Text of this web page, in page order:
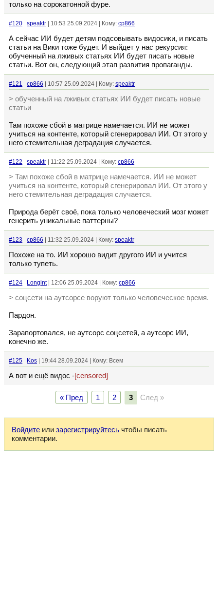
только на сорокатонной фуре.
#120 speaktr | 10:53 25.09.2024 | Кому: cp866
А сейчас ИИ будет детям подсовывать видосики, и писать
статьи на Вики тоже будет. И выйдет у нас рекурсия:
обученный на лживых статьях ИИ будет писать новые
статьи. Вот он, следующий этап развития пропаганды.
#121 cp866 | 10:57 25.09.2024 | Кому: speaktr
> обученный на лживых статьях ИИ будет писать новые
статьи
Там похоже сбой в матрице намечается. ИИ не может
учиться на контенте, который сгенерировал ИИ. От этого у
него стемительная деградация случается.
#122 speaktr | 11:22 25.09.2024 | Кому: cp866
> Там похоже сбой в матрице намечается. ИИ не может
учиться на контенте, который сгенерировал ИИ. От этого у
него стемительная деградация случается.
Природа берёт своё, пока только человеческий мозг может
генерить уникальные паттерны?
#123 cp866 | 11:32 25.09.2024 | Кому: speaktr
Похоже на то. ИИ хорошо видит другого ИИ и учится
только тупеть.
#124 Longint| 12:06 25.09.2024 | Кому: cp866
> соцсети на аутсорсе воруют только человеческое время.
Пардон.
Зарапортовался, не аутсорс соцсетей, а аутсорс ИИ,
конечно же.
#125 Kos | 19:44 28.09.2024 | Кому: Всем
А вот и ещё видос -[censored]
« Пред 1 2 3 След »
Войдите или зарегистрируйтесь чтобы писать
комментарии.